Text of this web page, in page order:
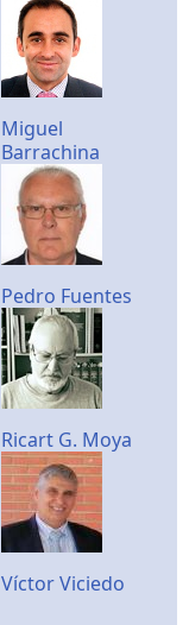
Miguel
Barrachina
Pedro Fuentes
Ricart G. Moya
Víctor Viciedo